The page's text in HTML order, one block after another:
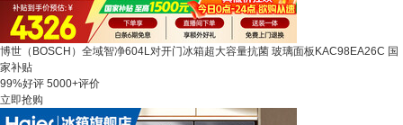
博世（BOSCH）全域智净604L对开门冰箱超大容量抗菌 玻璃面板KAC98EA26C 国
家补贴
99%好评 5000+评价
立即抢购